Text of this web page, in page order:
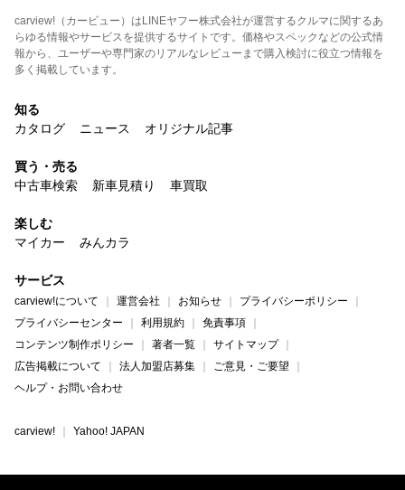
carview!（カービュー）はLINEヤフー株式会社が運営するクルマに関するあ
らゆる情報やサービスを提供するサイトです。価格やスペックなどの公式情
報から、ユーザーや専門家のリアルなレビューまで購入検討に役立つ情報を
多く掲載しています。
知る
カタログ
ニュース オリジナル記事
買う・売る
中古車検索
新車見積り 車買取
楽しむ
マイカー
みんカラ
サービス
carview!について 運営会社 お知らせ
プライバシーポリシー
プライバシーセンター
利用規約
免責事項
コンテンツ制作ポリシー
著者一覧
サイトマップ
広告掲載について
法人加盟店募集
ご意見・ご要望
ヘルプ・お問い合わせ
carview! Yahoo! JAPAN